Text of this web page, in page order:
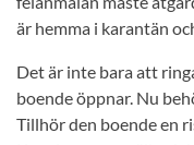
är hemma i karantän
Det är inte bara att
boende öppnar. Nu
Tillhör den boende en